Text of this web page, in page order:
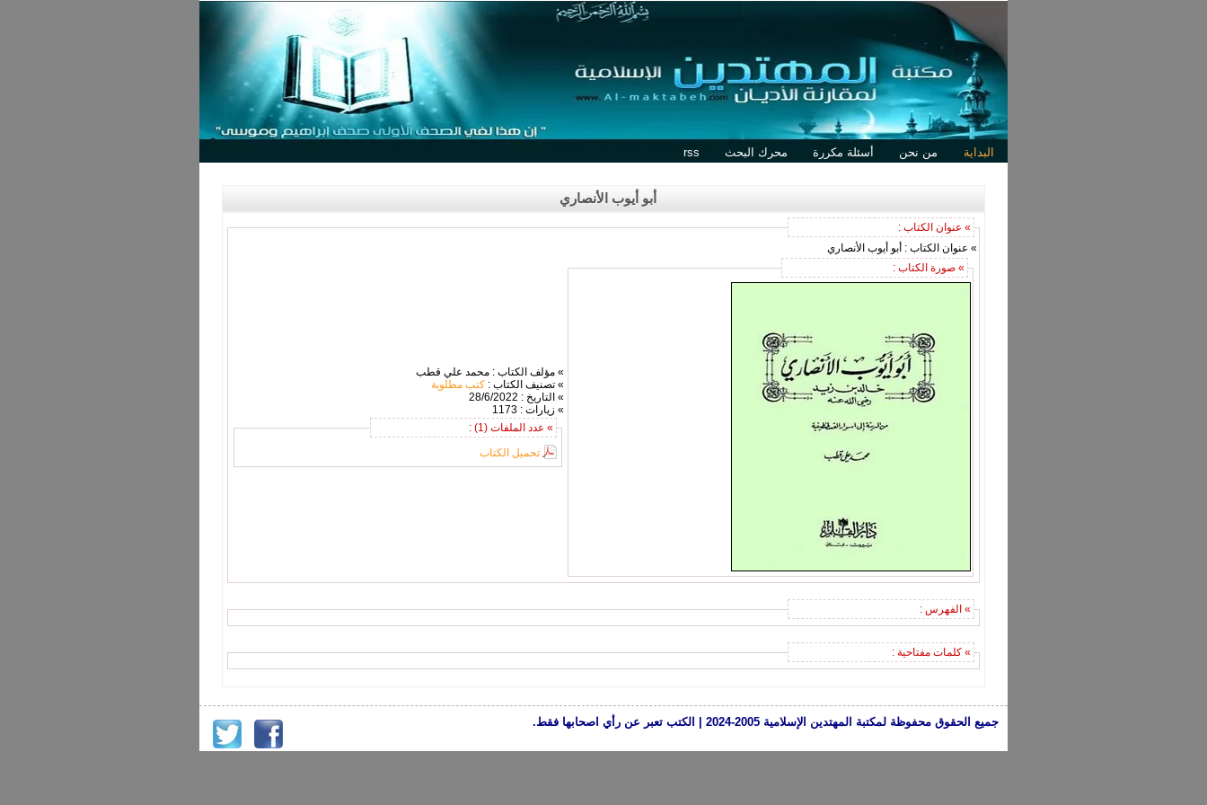
البداية من نحن أسئلة مكررة محرك البحث rss
أبو أيوب الأنصاري
» عنوان الكتاب :
» عنوان الكتاب : أبو أيوب الأنصاري
» صورة الكتاب :
» مؤلف الكتاب : محمد علي قطب
» تصنيف الكتاب : كتب مطلوبة
» التاريخ : 28/6/2022
» زيارات : 1173
» عدد الملفات (1) :
تحميل الكتاب
» الفهرس :
» كلمات مفتاحية :
جميع الحقوق محفوظة لمكتبة المهتدين الإسلامية 2005-2024 | الكتب تعبر عن رأي اصحابها فقط.